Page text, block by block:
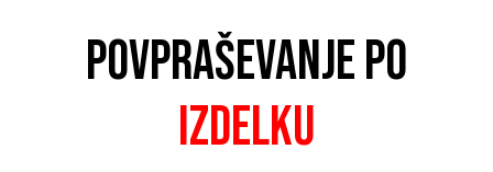
POVPRAŠEVANJE PO
IZDELKU